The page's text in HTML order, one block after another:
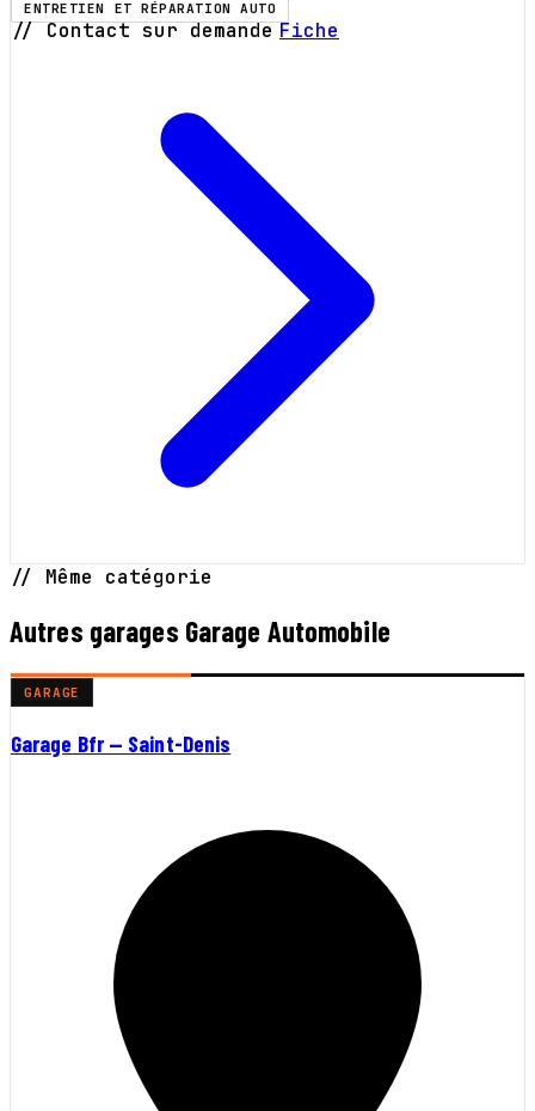
ENTRETIEN ET RÉPARATION AUTO
// Contact sur demande Fiche
// Même catégorie
Autres garages Garage Automobile
GARAGE
Garage Bfr — Saint-Denis